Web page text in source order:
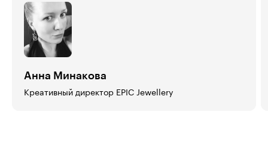
Анна Минакова
Креативный директор EPIC Jewellery